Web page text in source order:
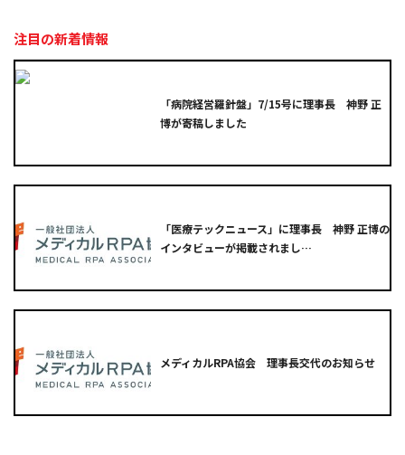
注目の新着情報
「病院経営羅針盤」7/15号に理事長 神野 正
博が寄稿しました
「医療テックニュース」に理事長 神野 正博の
インタビューが掲載されまし…
メディカルRPA協会 理事長交代のお知らせ